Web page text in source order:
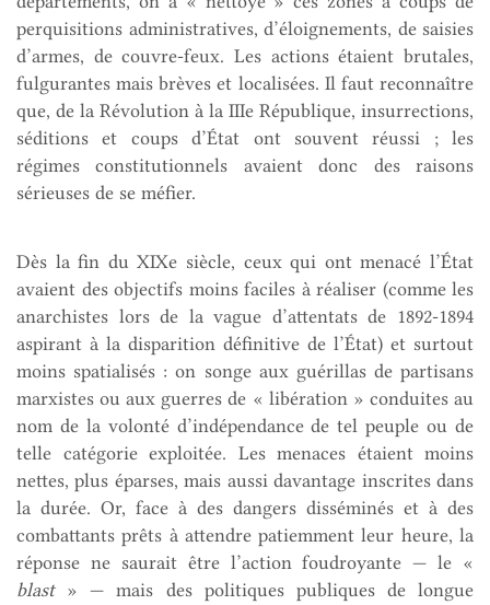
perquisitions administratives, d’éloignements, de saisies
d’armes, de couvre-feux. Les actions étaient brutales,
fulgurantes mais brèves et localisées. Il faut reconnaître
que, de la Révolution à la IIIe République, insurrections,
séditions et coups d’État ont souvent réussi ; les
régimes constitutionnels avaient donc des raisons
sérieuses de se méfier.
Dès la fin du XIXe siècle, ceux qui ont menacé l’État
avaient des objectifs moins faciles à réaliser (comme les
anarchistes lors de la vague d’attentats de 1892-1894
aspirant à la disparition définitive de l’État) et surtout
moins spatialisés : on songe aux guérillas de partisans
marxistes ou aux guerres de « libération » conduites au
nom de la volonté d’indépendance de tel peuple ou de
telle catégorie exploitée. Les menaces étaient moins
nettes, plus éparses, mais aussi davantage inscrites dans
la durée. Or, face à des dangers disséminés et à des
combattants prêts à attendre patiemment leur heure, la
réponse ne saurait être l’action foudroyante — le «
blast» — mais des politiques publiques de longue